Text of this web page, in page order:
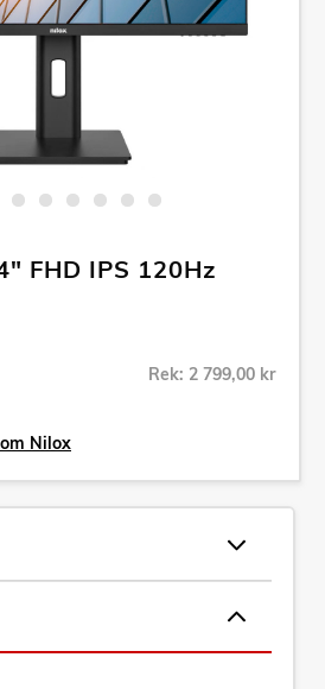
FHD IPS 120Hz
Rek: 2 799,00 kr
Nilox